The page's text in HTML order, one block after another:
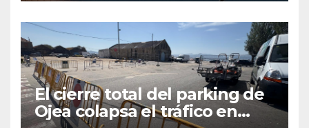
El cierre total del parking de
Ojea colapsa el tráfico en